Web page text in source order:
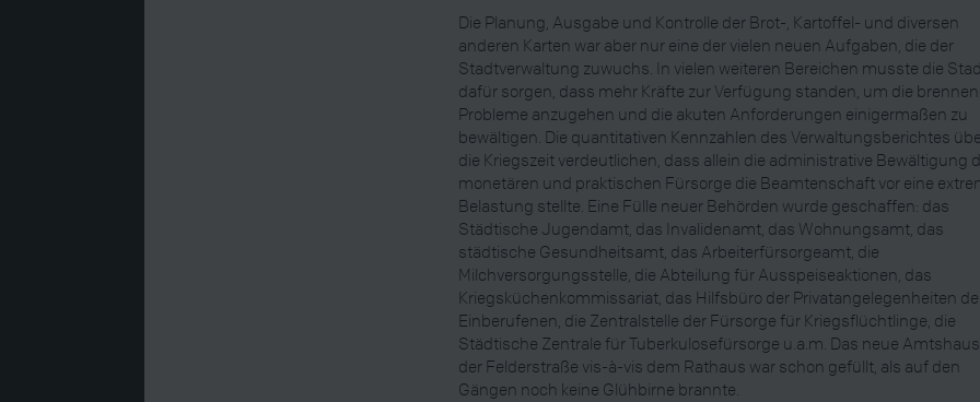
Die Planung, Ausgabe und Kontrolle der Brot-, Kartoffel- und diversen
anderen Karten war aber nur eine der vielen neuen Aufgaben, die der
Stadtverwaltung zuwuchs. In vielen weiteren Bereichen musste die
dafür sorgen, dass mehr Kräfte zur Verfügung standen, um die
Probleme anzugehen und die akuten Anforderungen einigermaßen zu
bewältigen. Die quantitativen Kennzahlen des Verwaltungsberichtes
die Kriegszeit verdeutlichen, dass allein die administrative Bewältigung
monetären und praktischen Fürsorge die Beamtenschaft vor eine
Belastung stellte. Eine Fülle neuer Behörden wurde geschaffen: das
Städtische Jugendamt, das Invalidenamt, das Wohnungsamt, das
städtische Gesundheitsamt, das Arbeiterfürsorgeamt, die
Milchversorgungsstelle, die Abteilung für Ausspeiseaktionen, das
Kriegsküchenkommissariat, das Hilfsbüro der Privatangelegenheiten
Einberufenen, die Zentralstelle der Fürsorge für Kriegsflüchtlinge, die
Städtische Zentrale für Tuberkulosefürsorge u.a.m. Das neue
der Felderstraße vis-à-vis dem Rathaus war schon gefüllt, als auf den
Gängen noch keine Glühbirne brannte.